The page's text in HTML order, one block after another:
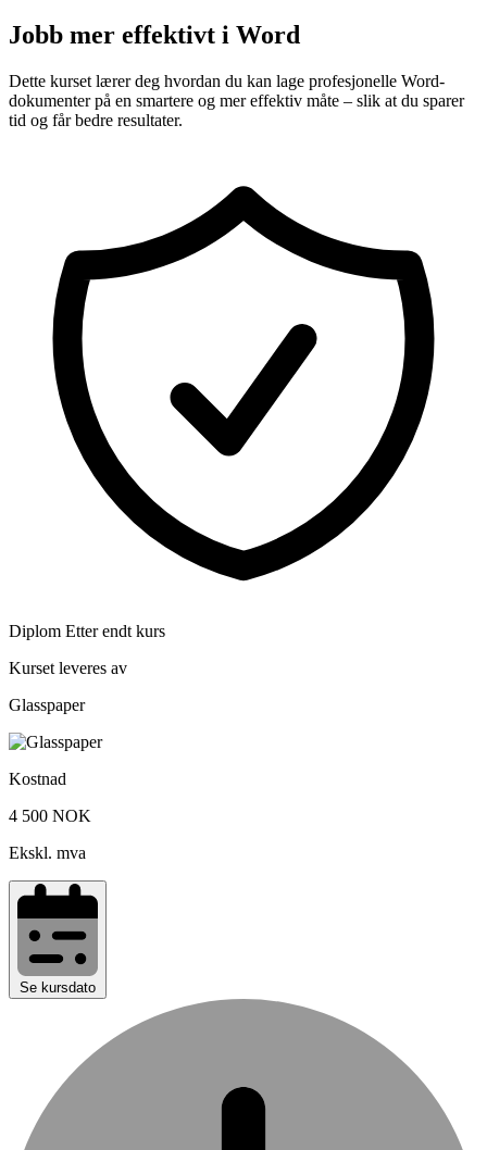
Jobb mer effektivt i Word
Dette kurset lærer deg hvordan du kan lage profesjonelle Word-
dokumenter på en smartere og mer effektiv måte – slik at du sparer
tid og får bedre resultater.
Diplom Etter endt kurs
Kurset leveres av
Glasspaper
Kostnad
4 500 NOK
Ekskl. mva
Se kursdato